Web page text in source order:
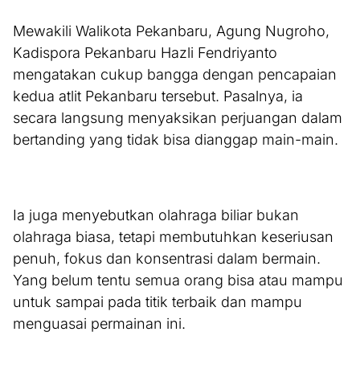
Mewakili Walikota Pekanbaru, Agung Nugroho,
Kadispora Pekanbaru Hazli Fendriyanto
mengatakan cukup bangga dengan pencapaian
kedua atlit Pekanbaru tersebut. Pasalnya, ia
secara langsung menyaksikan perjuangan dalam
bertanding yang tidak bisa dianggap main-main.
Ia juga menyebutkan olahraga biliar bukan
olahraga biasa, tetapi membutuhkan keseriusan
penuh, fokus dan konsentrasi dalam bermain.
Yang belum tentu semua orang bisa atau mampu
untuk sampai pada titik terbaik dan mampu
menguasai permainan ini.